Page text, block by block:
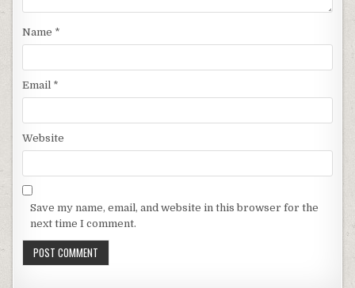
Name *
Email *
Website
Save my name, email, and website in this browser for the
next time I comment.